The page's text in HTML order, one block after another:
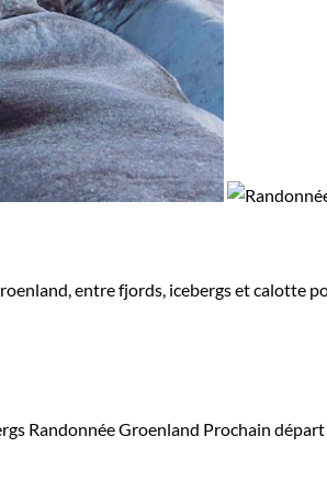
entre fjords, icebergs et calotte
Randonnée Groenland Prochain